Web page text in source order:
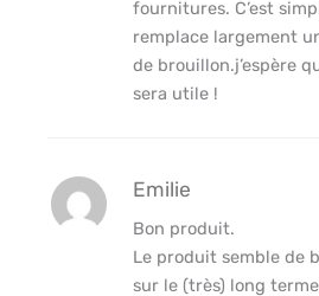
fournitures. C’est
remplace largement
de brouillon.j’espère
sera utile !
Emilie
Bon produit.
Le produit semble de
sur le (très) long